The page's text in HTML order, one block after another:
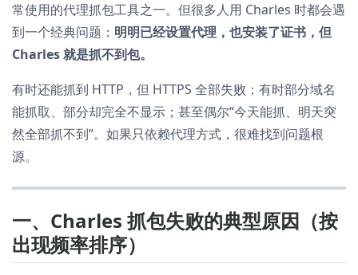
常使用的代理抓包工具之一。但很多人用 Charles 时都会遇
到一个经典问题： 明明已经设置代理，也安装了证书，但
Charles 就是抓不到包。
有时还能抓到 HTTP，但 HTTPS 全部失败；有时部分域名
能抓取、部分却完全不显示；甚至偶尔“今天能抓、明天突
然全部抓不到”。如果只依赖代理方式，很难找到问题根
源。
一、Charles 抓包失败的典型原因（按
出现频率排序）